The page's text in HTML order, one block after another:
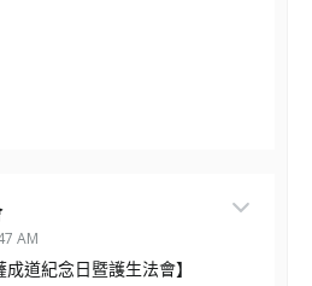
AM
成道紀念日暨護生法會】